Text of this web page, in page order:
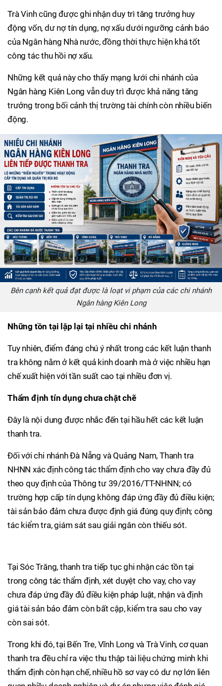
Trà Vinh cũng được ghi nhận duy trì tăng trưởng huy
động vốn, dư nợ tín dụng, nợ xấu dưới ngưỡng cảnh báo
của Ngân hàng Nhà nước, đồng thời thực hiện khá tốt
công tác thu hồi nợ xấu.
Những kết quả này cho thấy mạng lưới chi nhánh của
Ngân hàng Kiên Long vẫn duy trì được khả năng tăng
trưởng trong bối cảnh thị trường tài chính còn nhiều biến
động.
Bên cạnh kết quả đạt được là loạt vi phạm của các chi nhánh
Ngân hàng Kiên Long
Những tồn tại lặp lại tại nhiều chi nhánh
Tuy nhiên, điểm đáng chú ý nhất trong các kết luận thanh
tra không nằm ở kết quả kinh doanh mà ở việc nhiều hạn
chế xuất hiện với tần suất cao tại nhiều đơn vị.
Thẩm định tín dụng chưa chặt chẽ
Đây là nội dung được nhắc đến tại hầu hết các kết luận
thanh tra.
Đối với chi nhánh Đà Nẵng và Quảng Nam, Thanh tra
NHNN xác định công tác thẩm định cho vay chưa đầy đủ
theo quy định của Thông tư 39/2016/TT-NHNN; có
trường hợp cấp tín dụng không đáp ứng đầy đủ điều kiện;
tài sản bảo đảm chưa được định giá đúng quy định; công
tác kiểm tra, giám sát sau giải ngân còn thiếu sót.
Tại Sóc Trăng, thanh tra tiếp tục ghi nhận các tồn tại
trong công tác thẩm định, xét duyệt cho vay, cho vay
chưa đáp ứng đầy đủ điều kiện pháp luật, nhận và định
giá tài sản bảo đảm còn bất cập, kiểm tra sau cho vay
còn sai sót.
Trong khi đó, tại Bến Tre, Vĩnh Long và Trà Vinh, cơ quan
thanh tra đều chỉ ra việc thu thập tài liệu chứng minh khi
thẩm định còn hạn chế, nhiều hồ sơ vay có dư nợ lớn liên